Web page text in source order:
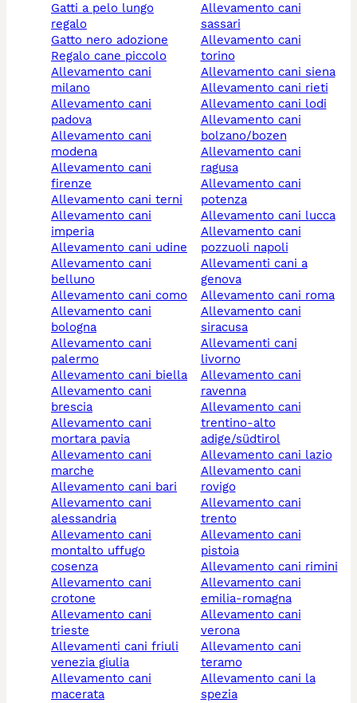
gatti a pelo lungo
regalo
gatto nero adozione
regalo cane piccolo
allevamento cani
milano
allevamento cani
padova
allevamento cani
modena
allevamento cani
firenze
allevamento cani terni
allevamento cani
imperia
allevamento cani udine
allevamento cani
belluno
allevamento cani como
allevamento cani
bologna
allevamento cani
palermo
allevamento cani biella
allevamento cani
brescia
allevamento cani
mortara pavia
allevamento cani
marche
allevamento cani bari
allevamento cani
alessandria
allevamento cani
montalto uffugo
cosenza
allevamento cani
crotone
allevamento cani
trieste
allevamenti cani friuli
venezia giulia
allevamento cani
macerata
allevamento cani
sassari
allevamento cani
torino
allevamento cani siena
allevamento cani rieti
allevamento cani lodi
allevamento cani
bolzano/bozen
allevamento cani
ragusa
allevamento cani
potenza
allevamento cani lucca
allevamento cani
pozzuoli napoli
allevamenti cani a
genova
allevamento cani roma
allevamento cani
siracusa
allevamenti cani
livorno
allevamento cani
ravenna
allevamento cani
trentino-alto
adige/südtirol
allevamento cani lazio
allevamento cani
rovigo
allevamento cani
trento
allevamento cani
pistoia
allevamento cani rimini
allevamento cani
emilia-romagna
allevamento cani
verona
allevamento cani
teramo
allevamento cani la
spezia